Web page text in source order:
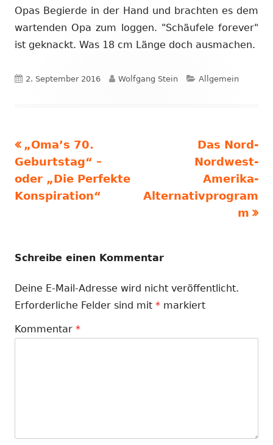
Opas Begierde in der Hand und brachten es dem
wartenden Opa zum loggen. "Schäufele forever"
ist geknackt. Was 18 cm Länge doch ausmachen.
Veröffentlicht
2. September 2016 Autor
Wolfgang Stein Kategorien
Allgemein
Beitragsnavigation
Vorheriger
Beitrag:
„Oma’s 70.
Geburtstag“ –
oder „Die Perfekte
Konspiration“
Nächster
Beitrag
Das Nord-
Nordwest-
Amerika-
Alternativprogram
m
Schreibe einen Kommentar
Deine E-Mail-Adresse wird nicht veröffentlicht.
Erforderliche Felder sind mit * markiert
Kommentar *